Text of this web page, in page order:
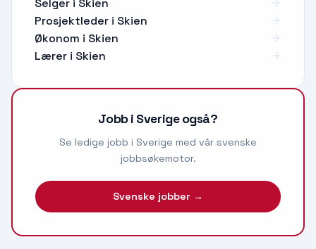
Selger i Skien
Prosjektleder i Skien
Økonom i Skien
Lærer i Skien
Jobb i Sverige også?
Se ledige jobb i Sverige med vår svenske
jobbsøkemotor.
Svenske jobber →